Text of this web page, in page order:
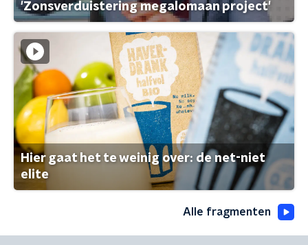
'Zonsverduistering megalomaan project'
Hier gaat het te weinig over: de net-niet
elite
Alle fragmenten